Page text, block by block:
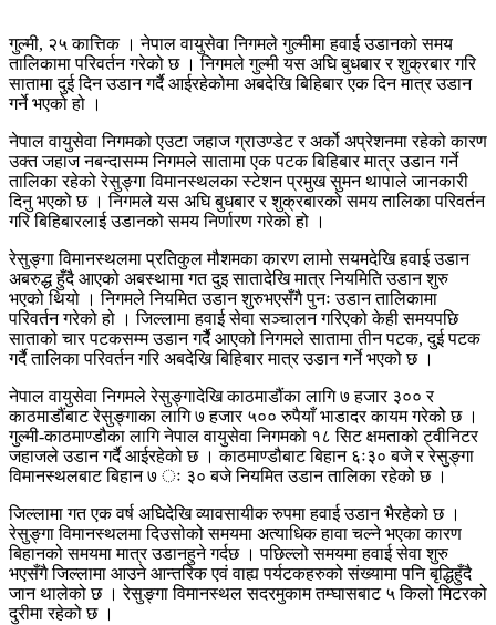
गुल्मी, २५ कात्तिक । नेपाल वायुसेवा निगमले गुल्मीमा हवाई उडानको समय
तालिकामा परिवर्तन गरेको छ । निगमले गुल्मी यस अघि बुधबार र शुक्रबार गरि
सातामा दुई दिन उडान गर्दै आईरहेकोमा अबदेखि बिहिबार एक दिन मात्र उडान
गर्ने भएको हो ।
नेपाल वायुसेवा निगमको एउटा जहाज ग्राउण्डेट र अर्को अप्रेशनमा रहेको कारण
उक्त जहाज नबन्दासम्म निगमले सातामा एक पटक बिहिबार मात्र उडान गर्ने
तालिका रहेको रेसुङ्गा विमानस्थलका स्टेशन प्रमुख सुमन थापाले जानकारी
दिनु भएको छ । निगमले यस अघि बुधबार र शुक्रबारको समय तालिका परिवर्तन
गरि बिहिबारलाई उडानको समय निर्णारण गरेको हो ।
रेसुङ्गा विमानस्थलमा प्रतिकुल मौशमका कारण लामो सयमदेखि हवाई उडान
अबरुद्ध हुँदै आएको अबस्थामा गत दुइ सातादेखि मात्र नियमिति उडान शुरु
भएको थियो । निगमले नियमित उडान शुरुभएसँगै पुनः उडान तालिकामा
परिवर्तन गरेको हो । जिल्लामा हवाई सेवा सञ्चालन गरिएको केही समयपछि
साताको चार पटकसम्म उडान गर्दैै आएको निगमले सातामा तीन पटक, दुई पटक
गर्दै तालिका परिवर्तन गरि अबदेखि बिहिबार मात्र उडान गर्ने भएको छ ।
नेपाल वायुसेवा निगमले रेसुङ्गादेखि काठमाडौंका लागि ७ हजार ३०० र
काठमाडौंबाट रेसुङ्गाका लागि ७ हजार ५०० रुपैयाँ भाडादर कायम गरेकोे छ ।
गुल्मी‐काठमाण्डौका लागि नेपाल वायुसेवा निगमको १८ सिट क्षमताको ट्वीनिटर
जहाजले उडान गर्दै आईरहेको छ । काठमाण्डौबाट बिहान ६ः३० बजे र रेसुङ्गा
विमानस्थलबाट बिहान ७ ः ३० बजे नियमित उडान तालिका रहेकोे छ ।
जिल्लामा गत एक वर्ष अघिदेखि व्यावसायीक रुपमा हवाई उडान भैरहेको छ ।
रेसुङ्गा विमानस्थलमा दिउसोको समयमा अत्याधिक हावा चल्ने भएका कारण
बिहानको समयमा मात्र उडानहुने गर्दछ । पछिल्लो समयमा हवाई सेवा शुरु
भएसँगै जिल्लामा आउने आन्तरिक एवं वाह्य पर्यटकहरुको संख्यामा पनि बृद्धिहुँदै
जान थालेको छ । रेसुङ्गा विमानस्थल सदरमुकाम तम्घासबाट ५ किलो मिटरको
दुरीमा रहेको छ ।